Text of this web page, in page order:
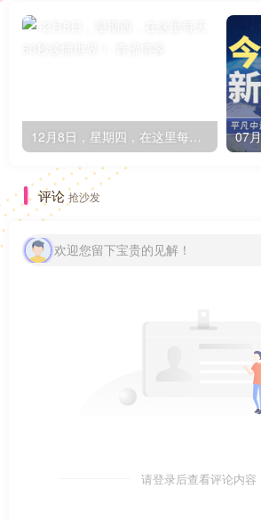
评论 抢沙发
欢迎您留下宝贵的见解！
请登录后查看评论内容